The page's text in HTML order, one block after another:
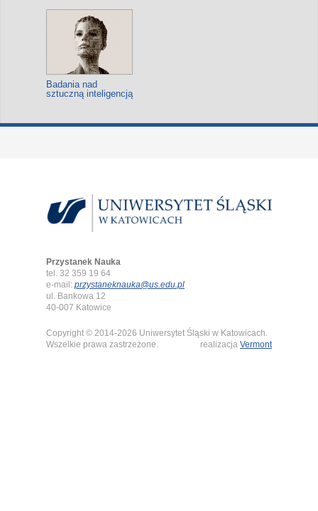
Badania nad
sztuczną inteligencją
Przystanek Nauka
tel. 32 359 19 64
e-mail: przystaneknauka@us.edu.pl
ul. Bankowa 12
40-007 Katowice
Copyright © 2014-2026 Uniwersytet Śląski w Katowicach.
Wszelkie prawa zastrzeżone.
realizacja Vermont